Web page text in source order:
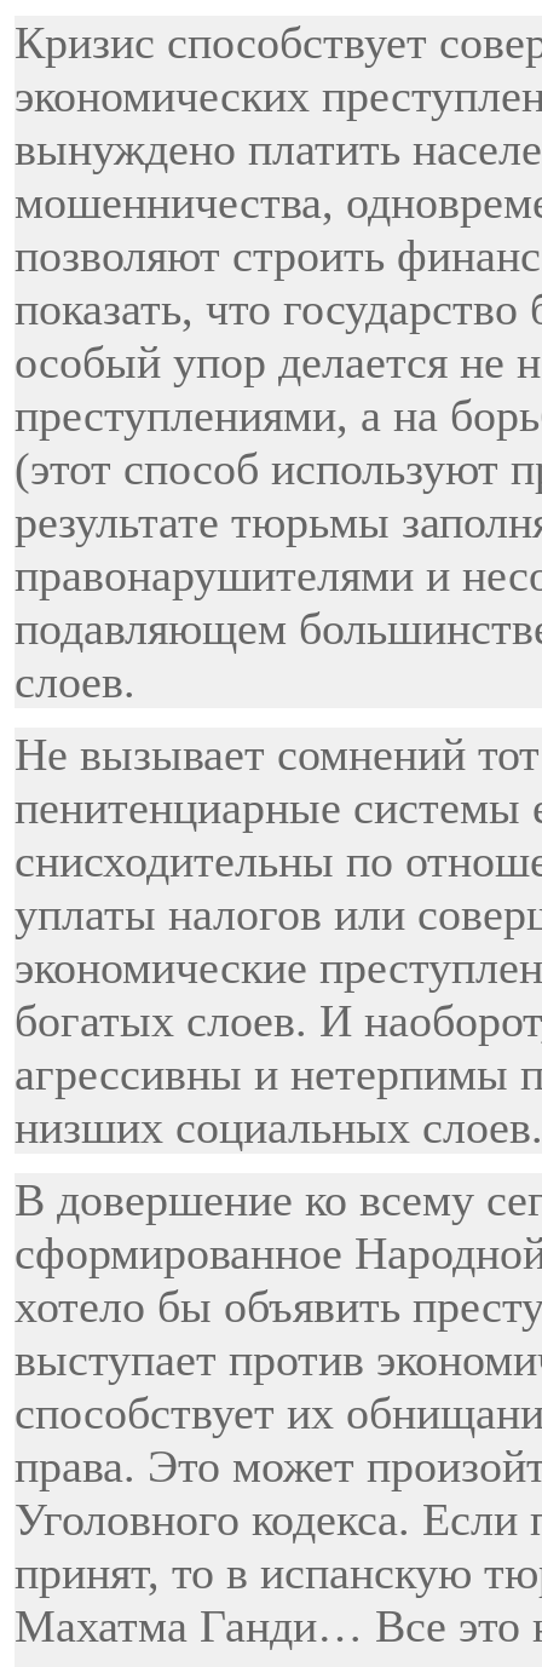
Кризис способствует
экономических
вынуждено платить
мошенничества,
позволяют строить
показать, что
особый упор делается не
преступлениями, а на
(этот способ используют
результате тюрьмы
правонарушителями и
подавляющем
слоев.
Не вызывает сомнений
пенитенциарные системы
снисходительны по
уплаты налогов или
экономические
богатых слоев. И
агрессивны и нетерпимы
низших социальных слоев.
В довершение ко всему
сформированное
хотело бы объявить
выступает против
способствует их
права. Это может
Уголовного кодекса. Если
принят, то в испанскую
Махатма Ганди… Все это